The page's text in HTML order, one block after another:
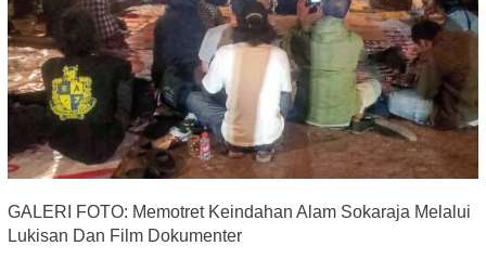
GALERI FOTO: Memotret Keindahan Alam Sokaraja Melalui
Lukisan Dan Film Dokumenter